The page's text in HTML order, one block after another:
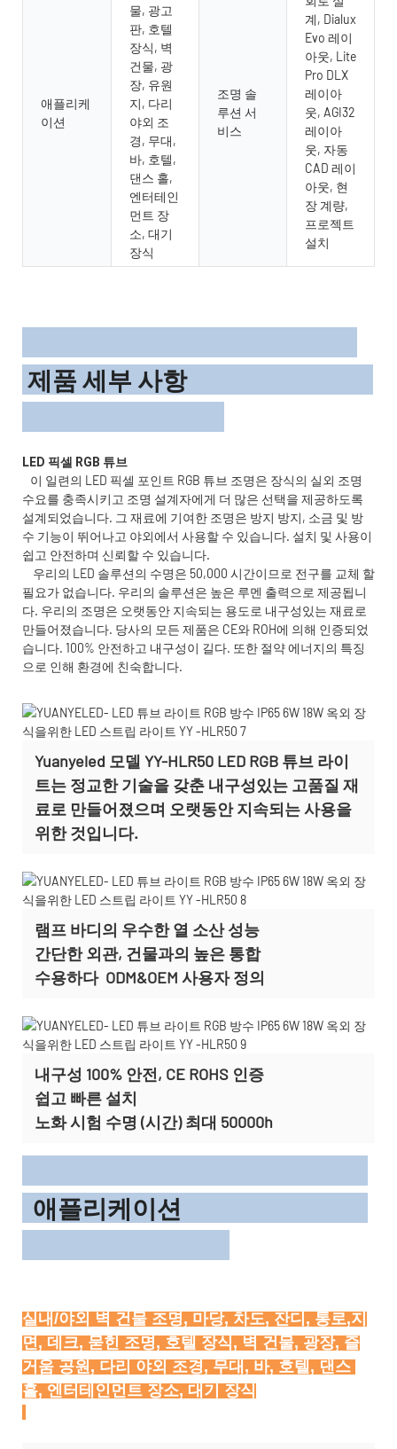
애플리케
이션
물, 광고
판, 호텔
장식, 벽
건물, 광
장, 유원
지, 다리
야외 조
경, 무대,
바, 호텔,
댄스 홀,
엔터테인
먼트 장
소, 대기
장식
조명 솔
루션 서
비스
계, Dialux
Evo 레이
아웃, Lite
Pro DLX
레이아
웃, AGI32
레이아
웃, 자동
CAD 레이
아웃, 현
장 계량,
프로젝트
설치
제품 세부 사항
이 일련의 LED 픽셀 포인트 RGB 튜브 조명은 장식의 실외 조명
수요를 충족시키고 조명 설계자에게 더 많은 선택을 제공하도록
설계되었습니다. 그 재료에 기여한 조명은 방지 방지, 소금 및 방
수 기능이 뛰어나고 야외에서 사용할 수 있습니다. 설치 및 사용이
쉽고 안전하며 신뢰할 수 있습니다.
우리의 LED 솔루션의 수명은 50,000 시간이므로 전구를 교체 할
필요가 없습니다. 우리의 솔루션은 높은 루멘 출력으로 제공됩니
다. 우리의 조명은 오랫동안 지속되는 용도로 내구성있는 재료로
만들어졌습니다. 당사의 모든 제품은 CE와 ROH에 의해 인증되었
습니다. 100% 안전하고 내구성이 길다. 또한 절약 에너지의 특징
으로 인해 환경에 친숙합니다.
Yuanyeled 모델 YY-HLR50 LED RGB 튜브 라이
트는 정교한 기술을 갖춘 내구성있는 고품질 재
료로 만들어졌으며 오랫동안 지속되는 사용을
위한 것입니다.
램프 바디의 우수한 열 소산 성능
간단한 외관, 건물과의 높은 통합
수용하다 ODM&OEM 사용자 정의
내구성 100% 안전, CE ROHS 인증
쉽고 빠른 설치
노화 시험 수명 (시간) 최대 50000h
애플리케이션
실내/야외 벽 건물 조명, 마당, 차도, 잔디, 통로,지
면, 데크, 묻힌 조명, 호텔 장식, 벽 건물, 광장, 즐
거움 공원, 다리 야외 조경, 무대, 바, 호텔, 댄스